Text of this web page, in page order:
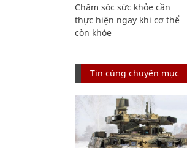
Chăm sóc sức khỏe cần
thực hiện ngay khi cơ thể
còn khỏe
Tin cùng chuyên mục